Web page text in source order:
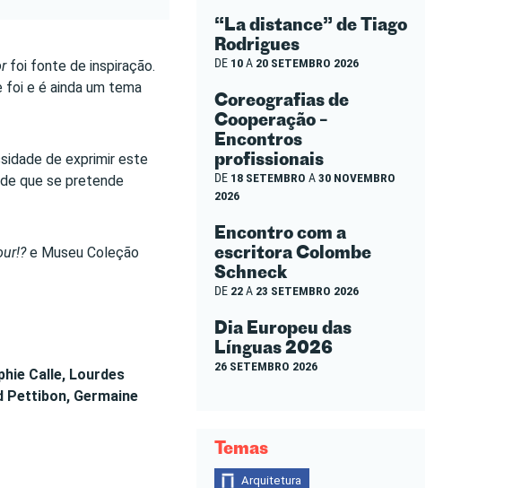
foi fonte de inspiração.
e é ainda um tema
de exprimir este
que se pretende
e Museu Coleção
Calle, Lourdes
Pettibon, Germaine
“La distance” de Tiago
Rodrigues
DE 10A 20 SETEMBRO 2026
Coreografias de
Cooperação –
Encontros
profissionais
DE 18 SETEMBRO A30 NOVEMBRO
2026
Encontro com a
escritora Colombe
Schneck
DE 22A 23 SETEMBRO 2026
Dia Europeu das
Línguas 2026
26 SETEMBRO 2026
Temas
Arquitetura